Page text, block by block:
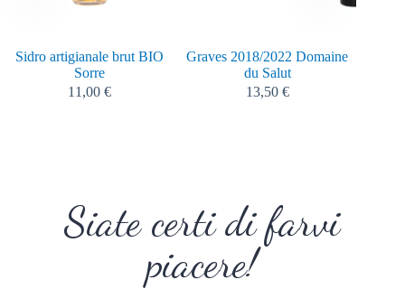
Sidro artigianale brut BIO
Sorre
11,00 €
Graves 2018/2022 Domaine
du Salut
13,50 €
Siate certi di farvi
piacere!